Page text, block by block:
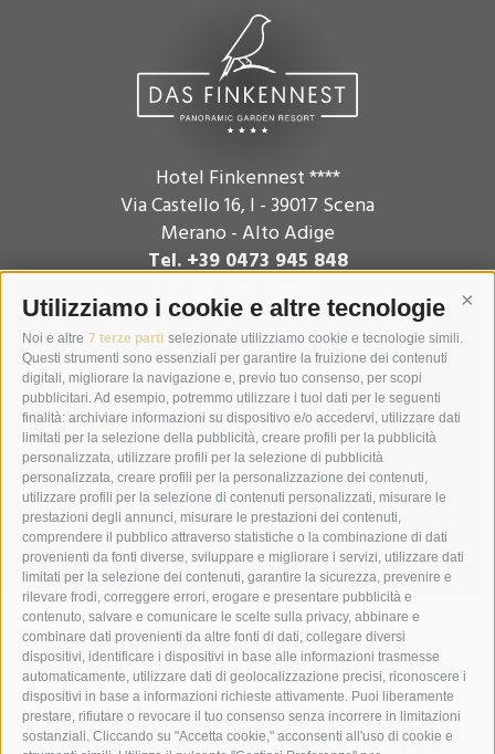
Utilizziamo i cookie e altre tecnologie
Noi e altre 7 terze parti selezionate utilizziamo cookie e tecnologie simili.
Questi strumenti sono essenziali per garantire la fruizione dei contenuti
digitali, migliorare la navigazione e, previo tuo consenso, per scopi
pubblicitari. Ad esempio, potremmo utilizzare i tuoi dati per le seguenti
finalità: archiviare informazioni su dispositivo e/o accedervi, utilizzare dati
limitati per la selezione della pubblicità, creare profili per la pubblicità
personalizzata, utilizzare profili per la selezione di pubblicità
personalizzata, creare profili per la personalizzazione dei contenuti,
utilizzare profili per la selezione di contenuti personalizzati, misurare le
prestazioni degli annunci, misurare le prestazioni dei contenuti,
comprendere il pubblico attraverso statistiche o la combinazione di dati
provenienti da fonti diverse, sviluppare e migliorare i servizi, utilizzare dati
limitati per la selezione dei contenuti, garantire la sicurezza, prevenire e
rilevare frodi, correggere errori, erogare e presentare pubblicità e
contenuto, salvare e comunicare le scelte sulla privacy, abbinare e
combinare dati provenienti da altre fonti di dati, collegare diversi
dispositivi, identificare i dispositivi in base alle informazioni trasmesse
automaticamente, utilizzare dati di geolocalizzazione precisi, riconoscere i
dispositivi in base a informazioni richieste attivamente. Puoi liberamente
prestare, rifiutare o revocare il tuo consenso senza incorrere in limitazioni
sostanziali. Cliccando su "Accetta cookie," acconsenti all'uso di cookie e
Hotel Finkennest ****
Via Castello 16, I - 39017 Scena
Merano - Alto Adige
Tel. +39 0473 945 848
Contatto
Arrivo
Meteo
Webcam
Galleria fotografica
Video